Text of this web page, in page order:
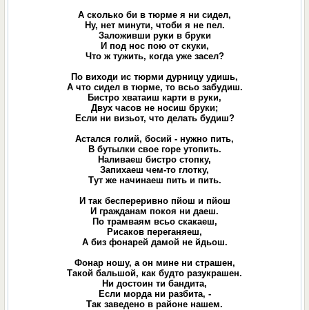
А сколько би в тюрме я ни сидел,
Ну, нет минути, чтоби я не пел.
Заложивши руки в бруки
И под нос пою от скуки,
Что ж тужить, когда уже засел?
По виходи ис тюрми дурницу удишь,
А что сидел в тюрме, то всьо забудиш.
Бистро хватаиш карти в руки,
Двух часов не носиш бруки;
Если ни визьот, что делать будиш?
Астался голий, босий - нужно пить,
В бутылки свое горе утопить.
Наливаеш бистро стопку,
Запихаеш чем-то глотку,
Тут же начинаеш пить и пить.
И так беспереривно пйош и пйош
И гражданам покоя ни даеш.
По трамваям всьо скакаеш,
Рисаков переганяеш,
А биз фонарей дамой не йдьош.
Фонар ношу, а он мине ни страшен,
Такой бальшой, как будто разукрашен.
Ни достоин ти бандита,
Если морда ни разбита, -
Так заведено в районе нашем.